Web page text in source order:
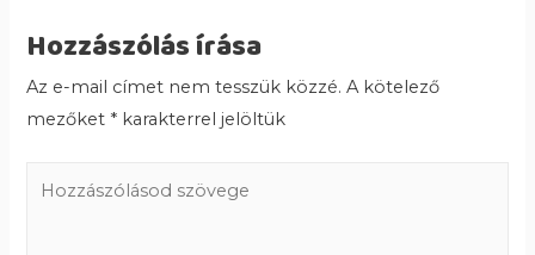
Hozzászólás írása
Az e-mail címet nem tesszük közzé. A kötelező
mezőket * karakterrel jelöltük